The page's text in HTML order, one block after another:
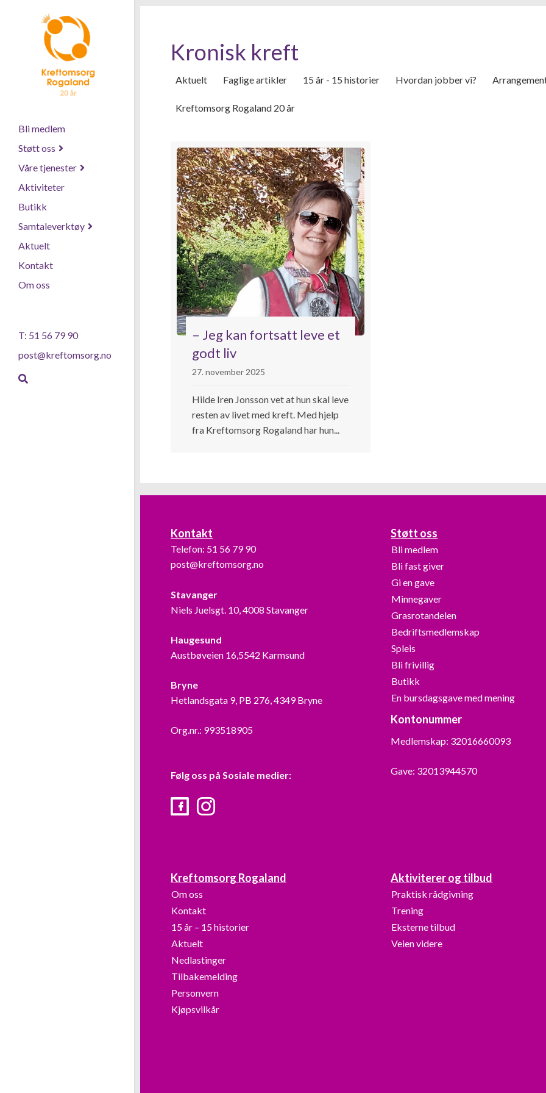
Bli medlem
Støtt oss
Våre tjenester
Aktiviteter
Butikk
Samtaleverktøy
Aktuelt
Kontakt
Om oss
T: 51 56 79 90
post@kreftomsorg.no
Kronisk kreft
Aktuelt Faglige artikler 15 år - 15 historier Hvordan jobber vi?
Kreftomsorg Rogaland 20 år
– Jeg kan fortsatt leve et
godt liv
27. november 2025
Hilde Iren Jonsson vet at hun skal leve
resten av livet med kreft. Med hjelp
fra Kreftomsorg Rogaland har hun...
Kontakt
Telefon: 51 56 79 90
post@kreftomsorg.no
Stavanger
Niels Juelsgt. 10, 4008 Stavanger
Haugesund
Austbøveien 16,5542 Karmsund
Bryne
Hetlandsgata 9, PB 276, 4349 Bryne
Org.nr.: 993518905
Følg oss på Sosiale medier:
FacebookInstagram
Støtt oss
Bli medlem
Bli fast giver
Gi en gave
Minnegaver
Grasrotandelen
Bedriftsmedlemskap
Spleis
Bli frivillig
Butikk
En bursdagsgave med mening
Kontonummer
Medlemskap: 32016660093
Gave: 32013944570
Kreftomsorg Rogaland
Om oss
Kontakt
15 år – 15 historier
Aktuelt
Nedlastinger
Tilbakemelding
Personvern
Kjøpsvilkår
Aktiviterer og tilbud
Praktisk rådgivning
Trening
Eksterne tilbud
Veien videre